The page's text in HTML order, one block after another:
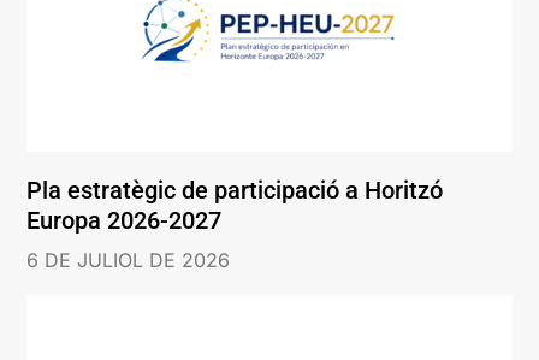
Pla estratègic de participació a Horitzó
Europa 2026-2027
6 DE JULIOL DE 2026